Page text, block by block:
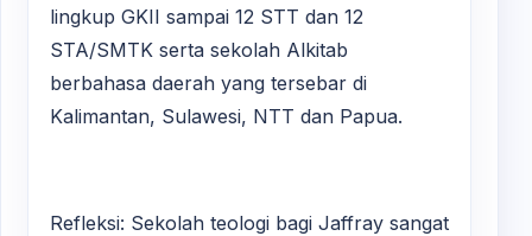
lingkup GKII sampai 12 STT dan 12
STA/SMTK serta sekolah Alkitab
berbahasa daerah yang tersebar di
Kalimantan, Sulawesi, NTT dan Papua.
Refleksi: Sekolah teologi bagi Jaffray sangat